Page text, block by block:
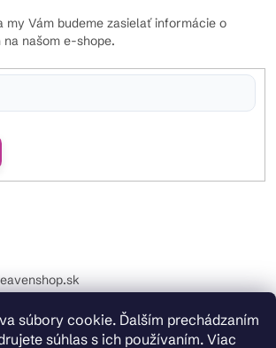
súbory cookie. Ďalším prechádzaním
súhlas s ich používaním. Viac
my Vám budeme zasielať informácie o
našom e-shope.
: +421 914 399 399 Pracovné dni od
. REKLAMÁCIE : +421 914 399 399